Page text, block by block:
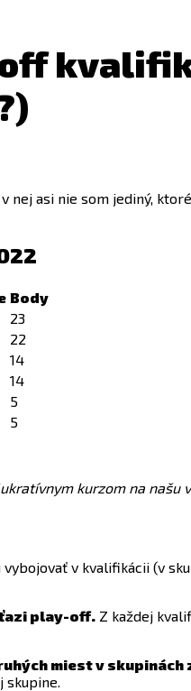
nej asi nie som jediný,
Body
23
22
14
14
5
5
kurzom na našu
v kvalifikácii (v
play-off. Z každej
miest v skupinách
skupine.